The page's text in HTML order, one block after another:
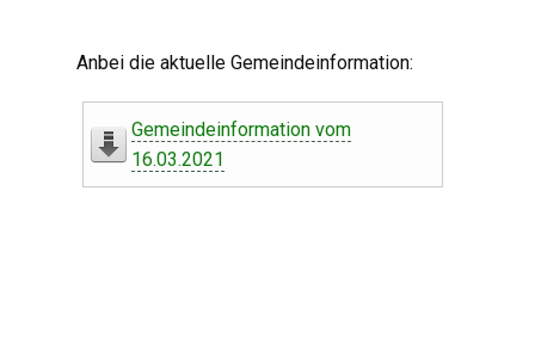
Leben in Oberdorf
Anbei die aktuelle Gemeindeinformation:
Gemeindeinformation vom
16.03.2021